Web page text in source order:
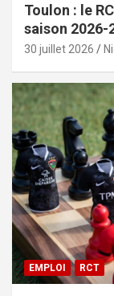
Toulon : le
saison 2026-
30 juillet 2026
EMPLOI RCT